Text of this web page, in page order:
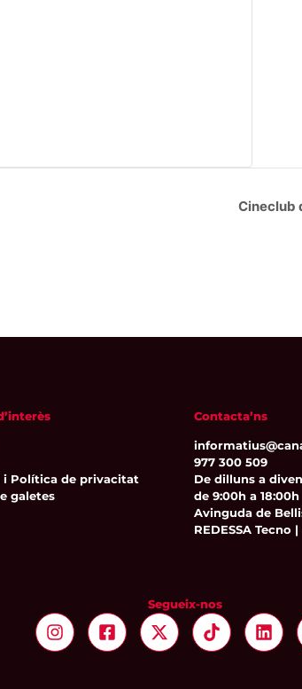
Cineclub
i Política de privacitat
galetes
Contacta’ns
977 300 509
De dilluns a
de 9:00h a 18:00h
Avinguda de
REDESSA Tecno
Segueix-nos